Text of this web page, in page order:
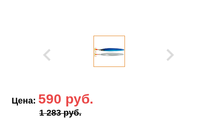
Цена: 590 руб.
1 283 руб.